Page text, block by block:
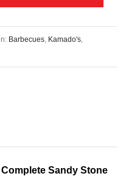
Barbecues, Kamado's,
Sandy Stone